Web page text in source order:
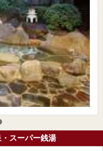
スーパー銭湯